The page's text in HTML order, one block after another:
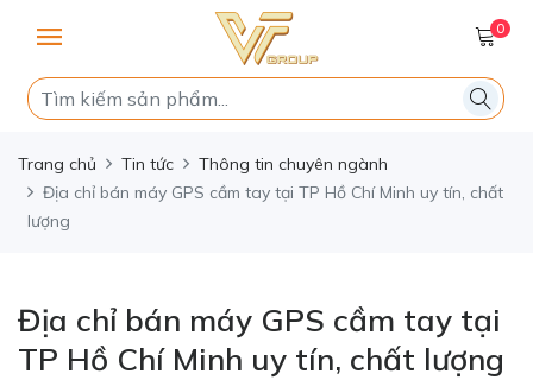
0
Trang chủ Tin tức
Thông tin chuyên ngành
Địa chỉ bán máy GPS cầm tay tại TP Hồ Chí Minh uy tín, chất
lượng
Địa chỉ bán máy GPS cầm tay tại
TP Hồ Chí Minh uy tín, chất lượng